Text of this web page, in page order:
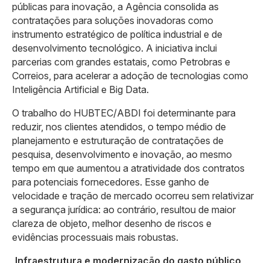
públicas para inovação, a Agência consolida as
contratações para soluções inovadoras como
instrumento estratégico de política industrial e de
desenvolvimento tecnológico. A iniciativa inclui
parcerias com grandes estatais, como Petrobras e
Correios, para acelerar a adoção de tecnologias como
Inteligência Artificial e Big Data.
O trabalho do HUBTEC/ABDI foi determinante para
reduzir, nos clientes atendidos, o tempo médio de
planejamento e estruturação de contratações de
pesquisa, desenvolvimento e inovação, ao mesmo
tempo em que aumentou a atratividade dos contratos
para potenciais fornecedores. Esse ganho de
velocidade e tração de mercado ocorreu sem relativizar
a segurança jurídica: ao contrário, resultou de maior
clareza de objeto, melhor desenho de riscos e
evidências processuais mais robustas.